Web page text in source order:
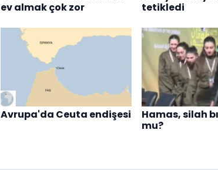
ev almak çok zor
tetikledi
Avrupa'da Ceuta endişesi
Hamas, silah
mu?